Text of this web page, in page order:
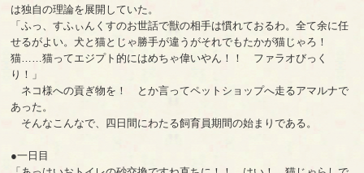
は独自の理論を展開していた。
「ふっ、すふぃんくすのお世話で獣の相手は慣れておるわ。全て余に任
せるがよい。犬と猫とじゃ勝手が違うがそれでもたかが猫じゃろ！
猫……猫ってエジプト的にはめちゃ偉いやん！！ ファラオびっく
り！」
ネコ様への貢ぎ物を！ とか言ってペットショップへ走るアマルナで
あった。
そんなこんなで、四日間にわたる飼育員期間の始まりである。
●一日目